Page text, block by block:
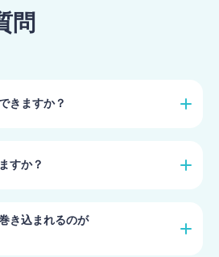
問
きますか？
すか？
おりますのでご安心ください。
き込まれるのが